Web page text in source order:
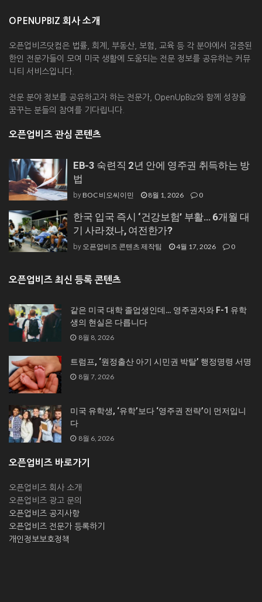
OPENUPBIZ 회사 소개
오픈업비즈닷컴은 법률, 회계, 부동산, 보험, 교육 등 각 분야에서 검증된
한인 전문가들이 모여 미국 생활에 도움되는 전문 정보를 공유하는 커뮤
니티 서비스입니다.
전문 분야 정보를 공유하고자 하는 전문가, OpenUpBiz와 함께 성장을
꿈꾸는 분들의 참여를 기다립니다.
오픈업비즈 관심 콘텐츠
EB-3 숙련직 2년 안에 영주권 취득하는 방
법
byBOC 비오씨이민 8월 1, 2026 0
한국 입국 즉시 ‘건강보험’ 부활… 6개월 대
기 사라졌나, 여전한가?
by 오픈업비즈 콘텐츠 제작팀 4월 17, 2026 0
오픈업비즈 최신 등록 콘텐츠
같은 미국 대학 졸업생인데… 영주권자와 F-1 유학
생의 현실은 다릅니다
8월 8, 2026
트럼프, ‘원정출산 아기 시민권 박탈’ 행정명령 서명
8월 7, 2026
미국 유학생, ‘유학’보다 ‘영주권 전략’이 먼저입니
다
8월 6, 2026
오픈업비즈 바로가기
오픈업비즈 회사 소개
오픈업비즈 광고 문의
오픈업비즈 공지사항
오픈업비즈 전문가 등록하기
개인정보보호정책